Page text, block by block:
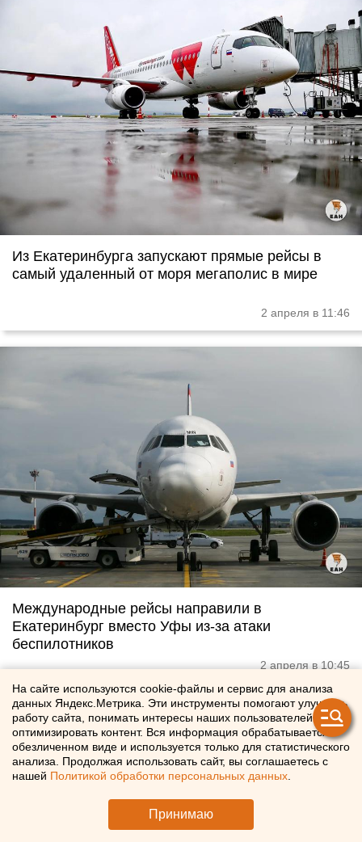
Из Екатеринбурга запускают прямые рейсы в
самый удаленный от моря мегаполис в мире
2 апреля в 11:46
Международные рейсы направили в
Екатеринбург вместо Уфы из-за атаки
беспилотников
2 апреля в 10:45
На сайте используются cookie-файлы и сервис для анализа
данных Яндекс.Метрика. Эти инструменты помогают улучшать
работу сайта, понимать интересы наших пользователей и
оптимизировать контент. Вся информация обрабатывается в
обезличенном виде и используется только для статистического
анализа. Продолжая использовать сайт, вы соглашаетесь с
нашей Политикой обработки персональных данных
Принимаю